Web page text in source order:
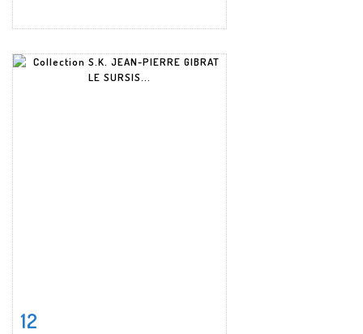
Fiche détaillée
12